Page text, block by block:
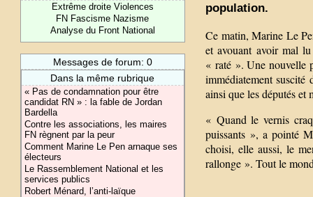
Extrême droite Violences
FN Fascisme Nazisme
Analyse du Front National
Messages de forum: 0
Dans la même rubrique
« Pas de condamnation pour être
candidat RN » : la fable de Jordan
Bardella
Contre les associations, les maires
FN règnent par la peur
Comment Marine Le Pen arnaque ses
électeurs
Le Rassemblement National et les
services publics
Robert Ménard, l’anti-laïque
population.
Ce matin, Marine Le
et avouant avoir mal
« raté ». Une nouvelle
immédiatement suscité
ainsi que les députés et
« Quand le vernis
puissants », a pointé
choisi, elle aussi, le
rallonge ». Tout le